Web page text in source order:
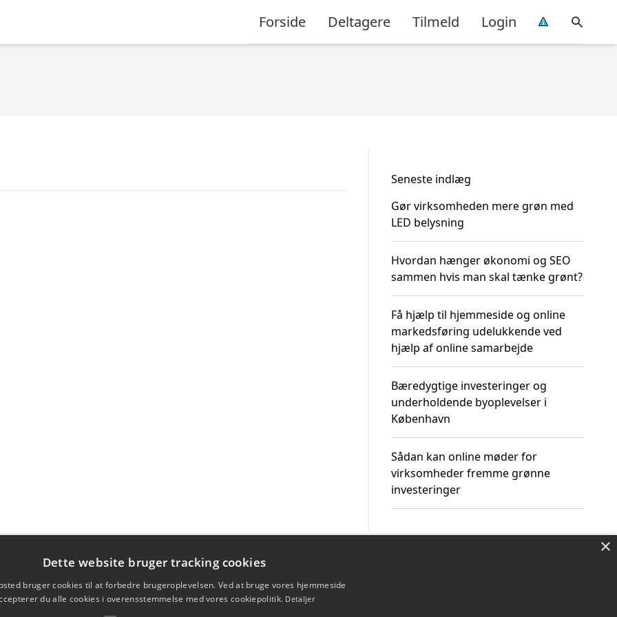
Forside Deltagere Tilmeld Login
Seneste indlæg
Gør virksomheden mere grøn med
LED belysning
Hvordan hænger økonomi og SEO
sammen hvis man skal tænke grønt?
Få hjælp til hjemmeside og online
markedsføring udelukkende ved
hjælp af online samarbejde
Bæredygtige investeringer og
underholdende byoplevelser i
København
Sådan kan online møder for
virksomheder fremme grønne
investeringer
×
Dette website bruger tracking cookies
bruger cookies til at forbedre brugeroplevelsen. Ved at bruge vores hjemmeside
du alle cookies i overensstemmelse med vores cookiepolitik. Detaljer